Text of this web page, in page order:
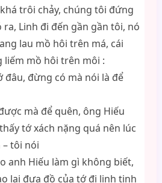
trôi chảy, chúng tôi đứng
ra, Linh đi đến gần gần tôi, nó
lau mồ hôi trên má, cái
liếm mồ hôi trên môi :
đâu, đừng có mà nói là để
mà để quên, ông Hiếu
tớ xách nặng quá nên lúc
– tôi nói
anh Hiếu làm gì không biết,
lại đưa đồ của tớ đi linh tinh